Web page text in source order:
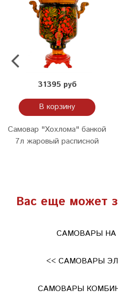
31395 руб
В корзину
Самовар "Хохлома" банкой
7л жаровый расписной
Вас еще может
САМОВАРЫ НА
<< САМОВАРЫ
САМОВАРЫ